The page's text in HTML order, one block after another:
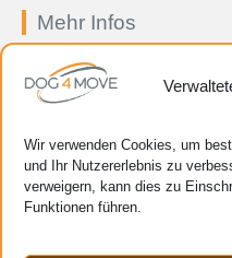
Wir verwenden Cookies, um
und Ihr Nutzererlebnis zu
verweigern, kann dies zu
Funktionen führen.
Mehr Infos
Impressum
Allgemeine
Datenschutzerklärung
Cookie-Richtlinie (EU)
Verwaltung Ihrer